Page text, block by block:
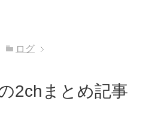
ログ
2chまとめ記事